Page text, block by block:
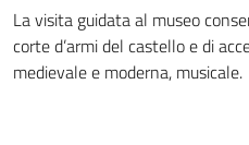
La visita guidata al museo
corte d’armi del castello e di
medievale e moderna, musicale.